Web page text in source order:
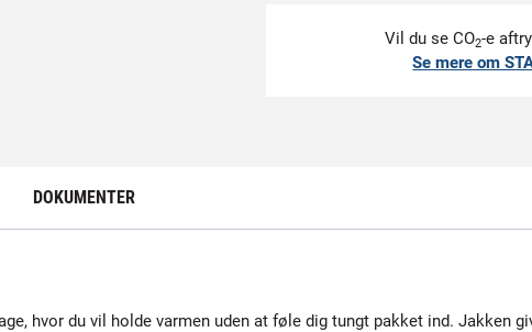
Vil du se CO2-e
Se mere om
DOKUMENTER
hvor du vil holde varmen uden at føle dig tungt pakket ind. Jakken